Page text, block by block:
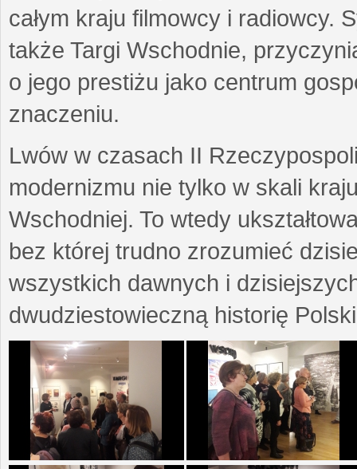
całym kraju filmowcy i radiowcy.
także Targi Wschodnie,
o jego prestiżu jako centrum
znaczeniu.
Lwów w czasach II
modernizmu nie tylko w skali
Wschodniej. To wtedy
bez której trudno zrozumieć
wszystkich dawnych i
dwudziestowieczną historię